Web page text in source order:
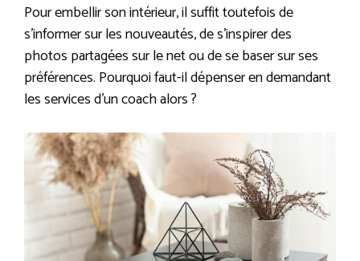
Pour embellir son intérieur, il suffit toutefois de
s’informer sur les nouveautés, de s’inspirer des
photos partagées sur le net ou de se baser sur ses
préférences. Pourquoi faut-il dépenser en demandant
les services d’un coach alors ?